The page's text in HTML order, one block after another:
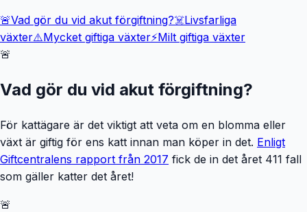
🚨Vad gör du vid akut förgiftning?☠️Livsfarliga
växter⚠️Mycket giftiga växter⚡Milt giftiga växter
🚨
Vad gör du vid akut förgiftning?
För kattägare är det viktigt att veta om en blomma eller
växt är giftig för ens katt innan man köper in det. Enligt
Giftcentralens rapport från 2017 fick de in det året 411 fall
som gäller katter det året!
🚨